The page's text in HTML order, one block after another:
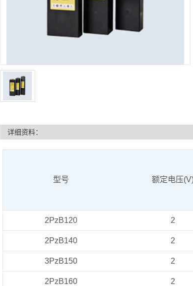
详细资料：
型号 额定电压
2PzB120 2
2PzB140 2
3PzB150 2
2PzB160 2